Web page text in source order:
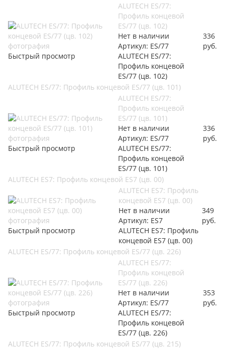
Быстрый просмотр
ALUTECH ES/77:
Профиль концевой
ES/77 (цв. 102)
Нет в наличии
Артикул: ES/77
ALUTECH ES/77:
Профиль концевой
ES/77 (цв. 102)
336
руб.
ALUTECH ES/77: Профиль концевой ES/77 (цв. 101)
Быстрый просмотр
ALUTECH ES/77:
Профиль концевой
ES/77 (цв. 101)
Нет в наличии
Артикул: ES/77
ALUTECH ES/77:
Профиль концевой
ES/77 (цв. 101)
336
руб.
ALUTECH ES7: Профиль концевой ES7 (цв. 00)
Быстрый просмотр
ALUTECH ES7: Профиль
концевой ES7 (цв. 00)
Нет в наличии
Артикул: ES7
ALUTECH ES7: Профиль
концевой ES7 (цв. 00)
349
руб.
ALUTECH ES/77: Профиль концевой ES/77 (цв. 226)
Быстрый просмотр
ALUTECH ES/77:
Профиль концевой
ES/77 (цв. 226)
Нет в наличии
Артикул: ES/77
ALUTECH ES/77:
Профиль концевой
ES/77 (цв. 226)
353
руб.
ALUTECH ES/77: Профиль концевой ES/77 (цв. 215)